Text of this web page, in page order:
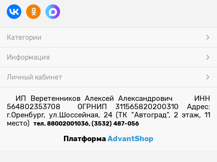
Категории
Информация
Личный кабинет
ИП Веретенников Алексей Александрович ИНН
564802353708 ОГРНИП 311565820200310 Адрес:
г.Оренбург, ул.Шоссейная, 24 (ТК "Автоград", 2 этаж, 11
место) тел. 88002001036, (3532) 487-056
ПлатформаAdvantShop